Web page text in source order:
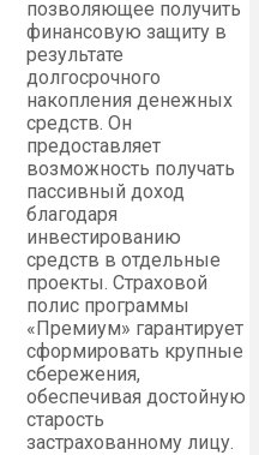
позволяющее получить
финансовую защиту в
результате
долгосрочного
накопления денежных
средств. Он
предоставляет
возможность получать
пассивный доход
благодаря
инвестированию
средств в отдельные
проекты. Страховой
полис программы
«Премиум» гарантирует
сформировать крупные
сбережения,
обеспечивая достойную
старость
застрахованному лицу.